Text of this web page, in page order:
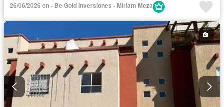
26/06/2026 en - Be Gold Inversiones - Miriam Meza